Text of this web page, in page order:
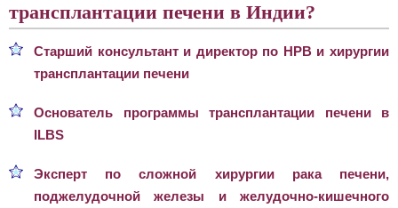
трансплантации печени в Индии?
Старший консультант и директор по HPB и хирургии
трансплантации печени
Основатель программы трансплантации печени в
ILBS
Эксперт по сложной хирургии рака печени,
поджелудочной железы и желудочно-кишечного